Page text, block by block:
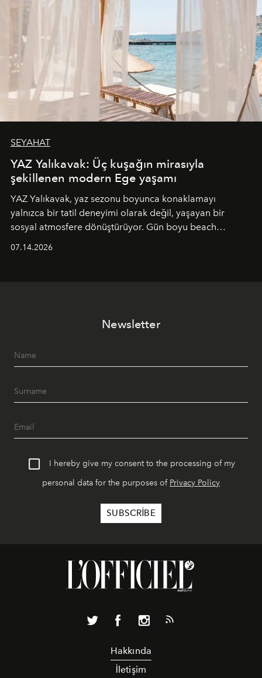
SEYAHAT
YAZ Yalıkavak: Üç kuşağın mirasıyla
şekillenen modern Ege yaşamı
YAZ Yalıkavak, yaz sezonu boyunca konaklamayı
yalnızca bir tatil deneyimi olarak değil, yaşayan bir
sosyal atmosfere dönüştürüyor. Gün boyu beach
geceye taşıyarak her hafta farklı bir deneyim sunuyor.
07.14.2026
Newsletter
I hereby give my consent to the processing of my
personal data for the purposes of Privacy Policy
Hakkında
İletişim